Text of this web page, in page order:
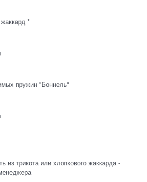
*
пружин "Боннель"
из трикота или хлопкового жаккарда -